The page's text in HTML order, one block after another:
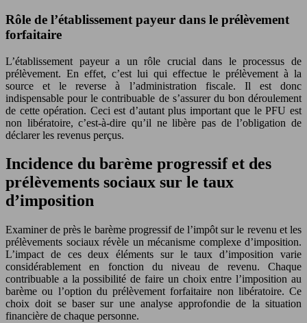
Rôle de l’établissement payeur dans le prélèvement
forfaitaire
L’établissement payeur a un rôle crucial dans le processus de
prélèvement. En effet, c’est lui qui effectue le prélèvement à la
source et le reverse à l’administration fiscale. Il est donc
indispensable pour le contribuable de s’assurer du bon déroulement
de cette opération. Ceci est d’autant plus important que le PFU est
non libératoire, c’est-à-dire qu’il ne libère pas de l’obligation de
déclarer les revenus perçus.
Incidence du barème progressif et des
prélèvements sociaux sur le taux
d’imposition
Examiner de près le barème progressif de l’impôt sur le revenu et les
prélèvements sociaux révèle un mécanisme complexe d’imposition.
L’impact de ces deux éléments sur le taux d’imposition varie
considérablement en fonction du niveau de revenu. Chaque
contribuable a la possibilité de faire un choix entre l’imposition au
barème ou l’option du prélèvement forfaitaire non libératoire. Ce
choix doit se baser sur une analyse approfondie de la situation
financière de chaque personne.